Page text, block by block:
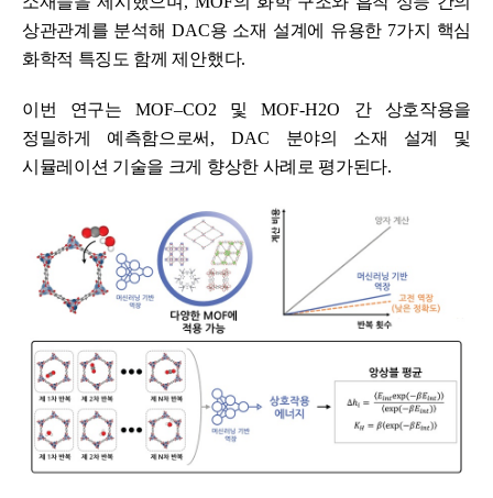
상관관계를 분석해 DAC용 소재 설계에 유용한 7가지 핵심
화학적 특징도 함께 제안했다.
이번 연구는 MOF–CO2 및MOF-H2O 간 상호작용을
정밀하게 예측함으로써 , DAC 분야의 소재 설계 및
시뮬레이션 기술을 크게 향상한 사례로 평가된다.